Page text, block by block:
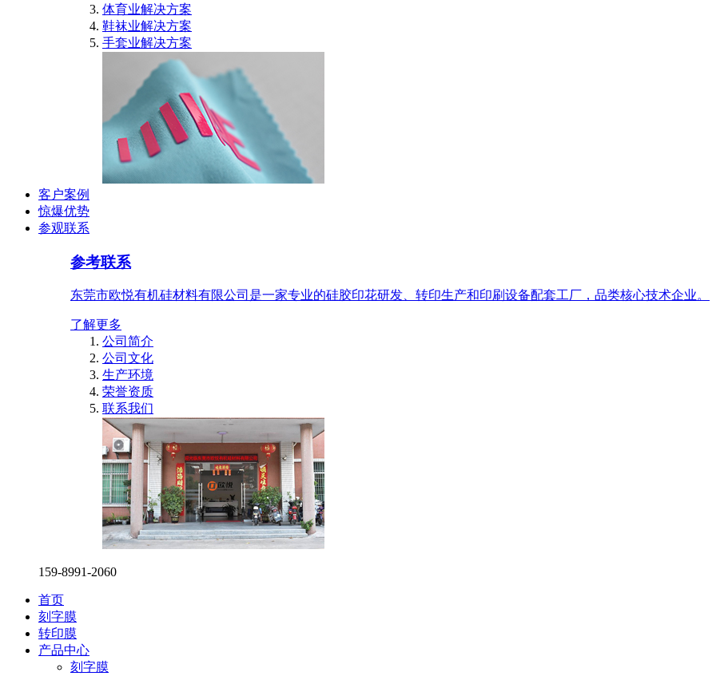
体育业解决方案
鞋袜业解决方案
手套业解决方案
客户案例
惊爆优势
参观联系
参考联系
东莞市欧悦有机硅材料有限公司是一家专业的硅胶印花研发、转印生产和印刷设备配套工厂，品类核心技术企业。
了解更多
公司简介
公司文化
生产环境
荣誉资质
联系我们
159-8991-2060
首页
刻字膜
转印膜
产品中心
刻字膜